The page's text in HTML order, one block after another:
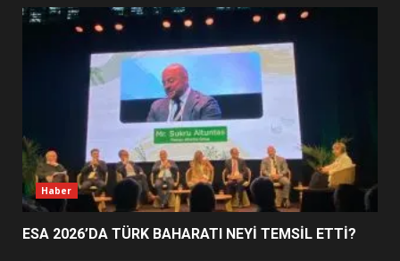
EİB’DE KRİTİK ATAMA:
SÜRDÜRÜLEBİLİRLİKTE NE
DEĞİŞECEK?
4
EDREMİT’İN GURURU TÜRKİYE
FİNALİNDE NE BAŞARDI?
Haber
ESA 2026’DA TÜRK BAHARATI NEYİ TEMSİL ETTİ?